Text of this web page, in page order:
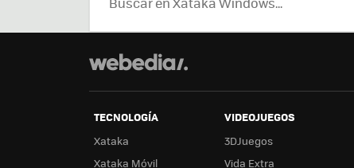
TECNOLOGÍA
Xataka
Xataka Móvil
VIDEOJUEGOS
3DJuegos
Vida Extra